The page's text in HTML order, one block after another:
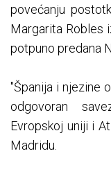
povećanju
Margarita Robles
potpuno predana
"Španija i njezine
odgovoran
Evropskoj uniji i
Madridu.